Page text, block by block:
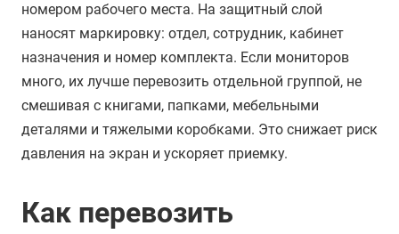
номером рабочего места. На защитный слой
наносят маркировку: отдел, сотрудник, кабинет
назначения и номер комплекта. Если мониторов
много, их лучше перевозить отдельной группой, не
смешивая с книгами, папками, мебельными
деталями и тяжелыми коробками. Это снижает риск
давления на экран и ускоряет приемку.
Как перевозить